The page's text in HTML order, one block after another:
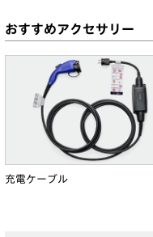
おすすめアクセサリー
充電ケーブル